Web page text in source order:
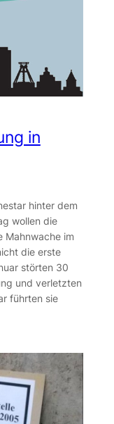
in
hinter dem
wollen die
Mahnwache im
die erste
störten 30
und verletzten
führten sie